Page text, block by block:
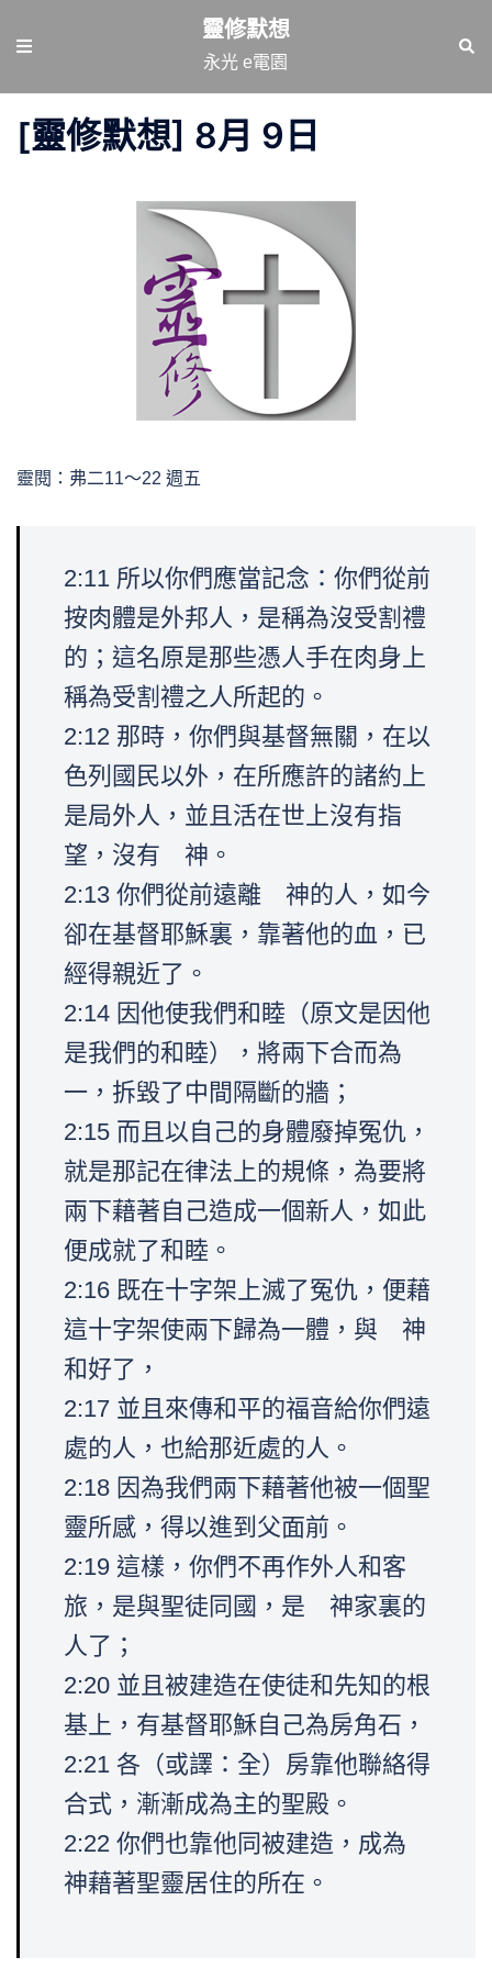
要
靈修默想
永光 e電園
[靈修默想] 8月 9日
靈閱：弗二11～22 週五
2:11 所以你們應當記念：你們從前
按肉體是外邦人，是稱為沒受割禮
的；這名原是那些憑人手在肉身上
稱為受割禮之人所起的。
2:12 那時，你們與基督無關，在以
色列國民以外，在所應許的諸約上
是局外人，並且活在世上沒有指
望，沒有 神。
2:13 你們從前遠離 神的人，如今
卻在基督耶穌裏，靠著他的血，已
經得親近了。
2:14 因他使我們和睦（原文是因他
是我們的和睦），將兩下合而為
一，拆毀了中間隔斷的牆；
2:15 而且以自己的身體廢掉冤仇，
就是那記在律法上的規條，為要將
兩下藉著自己造成一個新人，如此
便成就了和睦。
2:16 既在十字架上滅了冤仇，便藉
這十字架使兩下歸為一體，與 神
和好了，
2:17 並且來傳和平的福音給你們遠
處的人，也給那近處的人。
2:18 因為我們兩下藉著他被一個聖
靈所感，得以進到父面前。
2:19 這樣，你們不再作外人和客
旅，是與聖徒同國，是 神家裏的
人了；
2:20 並且被建造在使徒和先知的根
基上，有基督耶穌自己為房角石，
2:21 各（或譯：全）房靠他聯絡得
合式，漸漸成為主的聖殿。
2:22 你們也靠他同被建造，成為
神藉著聖靈居住的所在。